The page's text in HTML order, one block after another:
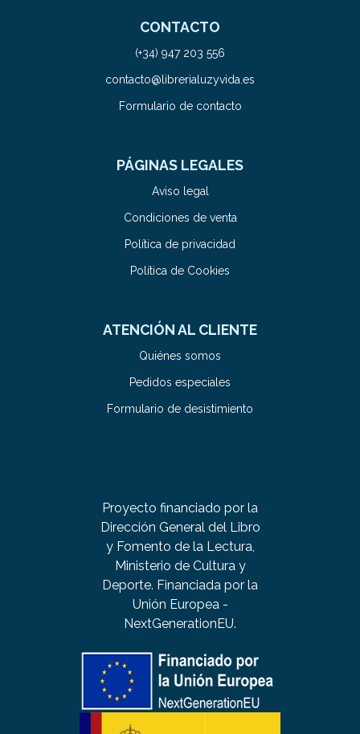
CONTACTO
(+34) 947 203 556
contacto@librerialuzyvida.es
Formulario de contacto
PÁGINAS LEGALES
Aviso legal
Condiciones de venta
Política de privacidad
Política de Cookies
ATENCIÓN AL CLIENTE
Quiénes somos
Pedidos especiales
Formulario de desistimiento
Proyecto financiado por la
Dirección General del Libro
y Fomento de la Lectura,
Ministerio de Cultura y
Deporte. Financiada por la
Unión Europea -
NextGenerationEU.